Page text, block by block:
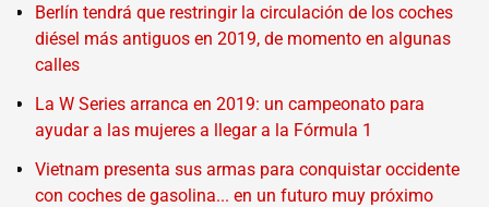
Berlín tendrá que restringir la circulación de los coches
diésel más antiguos en 2019, de momento en algunas
calles
La W Series arranca en 2019: un campeonato para
ayudar a las mujeres a llegar a la Fórmula 1
Vietnam presenta sus armas para conquistar occidente
con coches de gasolina... en un futuro muy próximo